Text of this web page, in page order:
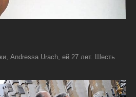
Andressa Urach, ей 27 лет. Шесть